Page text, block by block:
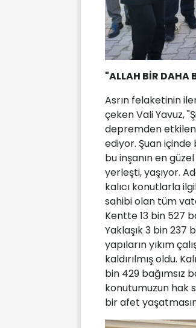
"ALLAH BİR DAHA
Asrın felaketinin
çeken Vali Yavuz,
depremden
ediyor. Şuan
bu inşanın en
yerleşti, yaşıyor.
kalıcı konutlarla
sahibi olan tüm
Kentte 13 bin 527
Yaklaşık 3 bin 237
yapıların yıkım
kaldırılmış oldu.
bin 429 bağımsız
konutumuzun hak
bir afet